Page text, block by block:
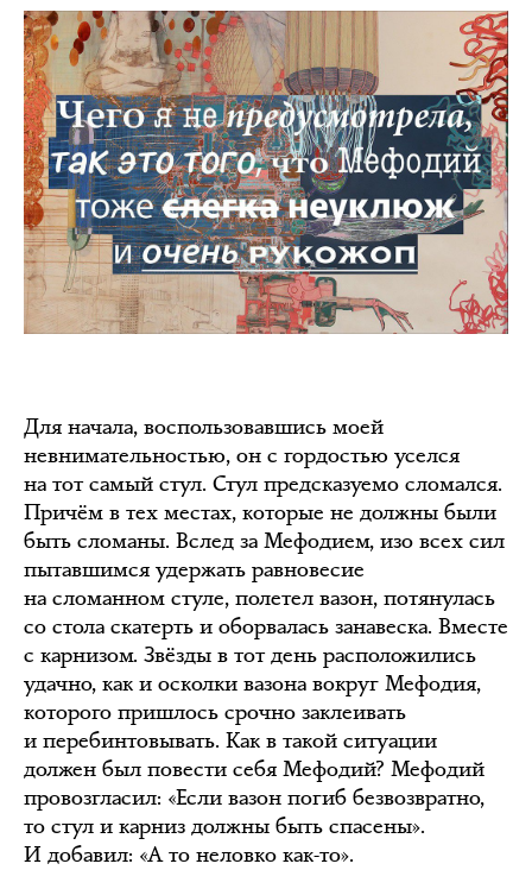
Для начала, воспользовавшись моей
невнимательностью, он с гордостью уселся
на тот самый стул. Стул предсказуемо сломался.
Причём в тех местах, которые не должны были
быть сломаны. Вслед за Мефодием, изо всех сил
пытавшимся удержать равновесие
на сломанном стуле, полетел вазон, потянулась
со стола скатерть и оборвалась занавеска. Вместе
с карнизом. Звёзды в тот день расположились
удачно, как и осколки вазона вокруг Мефодия,
которого пришлось срочно заклеивать
и перебинтовывать. Как в такой ситуации
должен был повести себя Мефодий? Мефодий
провозгласил: «Если вазон погиб безвозвратно,
то стул и карниз должны быть спасены».
И добавил: «А то неловко как-то».